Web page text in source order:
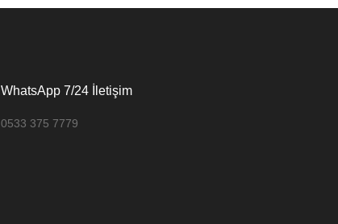
WhatsApp 7/24 İletişim
0533 375 7779